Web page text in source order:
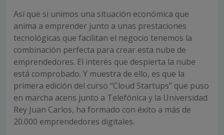
Así que si unimos una situación económica que
anima a emprender junto a unas prestaciones
tecnológicas que facilitan el negocio tenemos la
combinación perfecta para crear esta nube de
emprendedores. El interés que despierta la nube
está comprobado. Y muestra de ello, es que la
primera edición del curso “Cloud Startups” que puso
en marcha acens junto a Telefónica y la Universidad
Rey Juan Carlos, ha formado con éxito a más de
20.000 emprendedores digitales.